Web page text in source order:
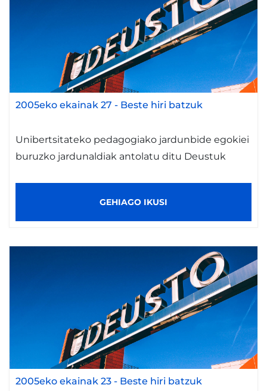
2005eko ekainak 27 - Beste hiri batzuk
Unibertsitateko pedagogiako jardunbide egokiei
buruzko jardunaldiak antolatu ditu Deustuk
GEHIAGO IKUSI
2005eko ekainak 23 - Beste hiri batzuk